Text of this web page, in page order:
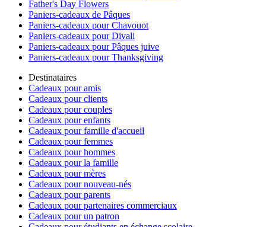
Father's Day Flowers
Paniers-cadeaux de Pâques
Paniers-cadeaux pour Chavouot
Paniers-cadeaux pour Divali
Paniers-cadeaux pour Pâques juive
Paniers-cadeaux pour Thanksgiving
Destinataires
Cadeaux pour amis
Cadeaux pour clients
Cadeaux pour couples
Cadeaux pour enfants
Cadeaux pour famille d'accueil
Cadeaux pour femmes
Cadeaux pour hommes
Cadeaux pour la famille
Cadeaux pour mères
Cadeaux pour nouveau-nés
Cadeaux pour parents
Cadeaux pour partenaires commerciaux
Cadeaux pour un patron